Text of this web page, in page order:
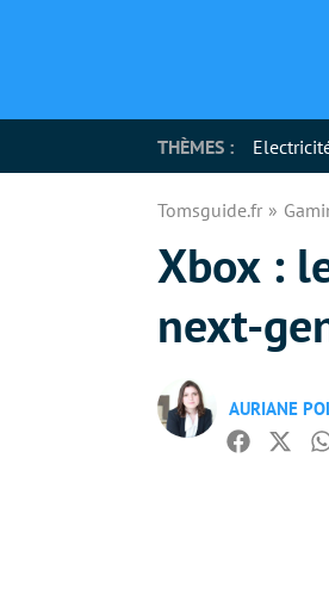
THÈMES :
Tomsguide.fr
Xbox :
next-
AURIANE
Facebook